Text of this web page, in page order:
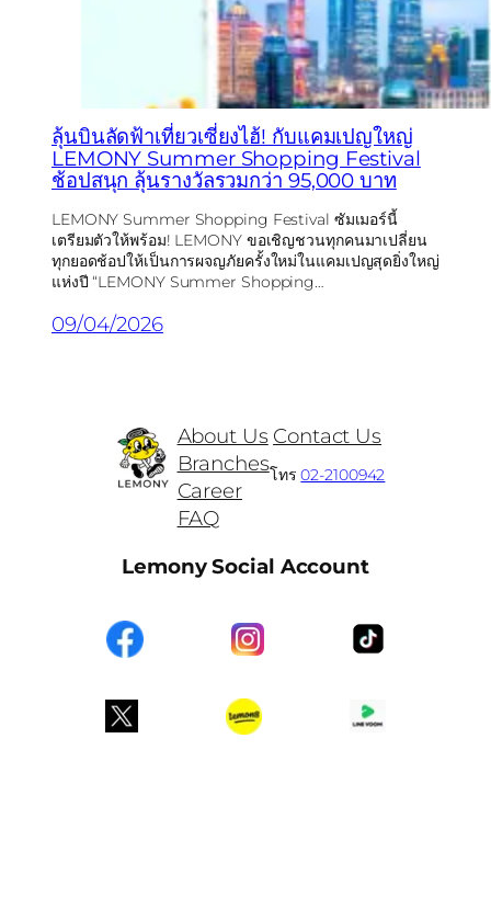
ลุ้นบินลัดฟ้าเที่ยวเซี่ยงไฮ้! กับแคมเปญใหญ่
LEMONY Summer Shopping Festival
ช้อปสนุก ลุ้นรางวัลรวมกว่า 95,000 บาท
LEMONY Summer Shopping Festival ซัมเมอร์นี้
เตรียมตัวให้พร้อม! LEMONY ขอเชิญชวนทุกคนมาเปลี่ยน
ทุกยอดช้อปให้เป็นการผจญภัยครั้งใหม่ในแคมเปญสุดยิ่งใหญ่
แห่งปี “LEMONY Summer Shopping…
09/04/2026
About Us
Branches
Career
FAQ
Contact Us
โทร02-2100942
Lemony Social Account